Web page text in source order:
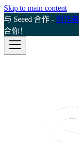
Skip to main content
与 Seeed 合作 - 创作者
合你！